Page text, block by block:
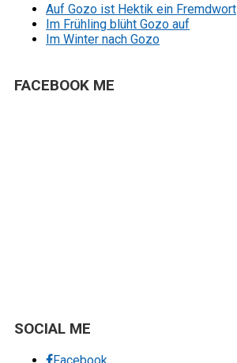
Auf Gozo ist Hektik ein Fremdwort
Im Frühling blüht Gozo auf
Im Winter nach Gozo
FACEBOOK ME
SOCIAL ME